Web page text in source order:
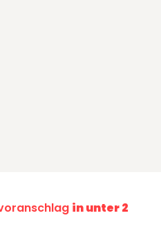
in unter 2